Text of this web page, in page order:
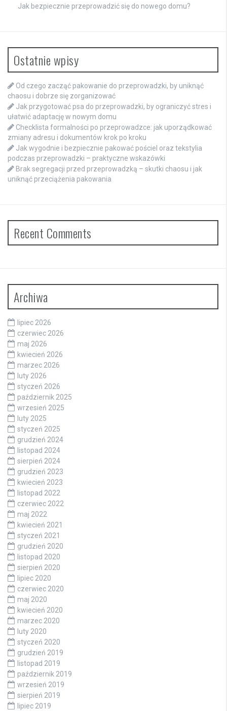
Jak bezpiecznie przeprowadzić się do nowego domu?
Ostatnie wpisy
Od czego zacząć pakowanie do przeprowadzki, by uniknąć
chaosu i dobrze się zorganizować
Jak przygotować psa do przeprowadzki, by ograniczyć stres i
ułatwić adaptację w nowym domu
Checklista formalności po przeprowadzce: jak uporządkować
zmiany adresu i dokumentów krok po kroku
Jak wygodnie i bezpiecznie pakować pościel oraz tekstylia
podczas przeprowadzki – praktyczne wskazówki
Brak segregacji przed przeprowadzką – skutki chaosu i jak
uniknąć przeciążenia pakowania
Recent Comments
Archiwa
lipiec 2026
czerwiec 2026
maj 2026
kwiecień 2026
marzec 2026
luty 2026
styczeń 2026
październik 2025
wrzesień 2025
luty 2025
styczeń 2025
grudzień 2024
listopad 2024
sierpień 2024
grudzień 2023
kwiecień 2023
listopad 2022
czerwiec 2022
maj 2022
kwiecień 2021
styczeń 2021
grudzień 2020
listopad 2020
sierpień 2020
lipiec 2020
czerwiec 2020
maj 2020
kwiecień 2020
marzec 2020
luty 2020
styczeń 2020
grudzień 2019
listopad 2019
październik 2019
wrzesień 2019
sierpień 2019
lipiec 2019